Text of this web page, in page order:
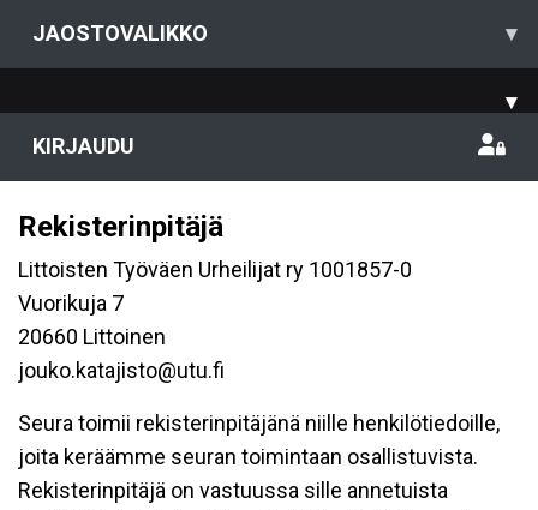
JAOSTOVALIKKO ▾
▾
KIRJAUDU
Rekisterinpitäjä
Littoisten Työväen Urheilijat ry 1001857-0
Vuorikuja 7
20660 Littoinen
jouko.katajisto@utu.fi
Seura toimii rekisterinpitäjänä niille henkilötiedoille,
joita keräämme seuran toimintaan osallistuvista.
Rekisterinpitäjä on vastuussa sille annetuista